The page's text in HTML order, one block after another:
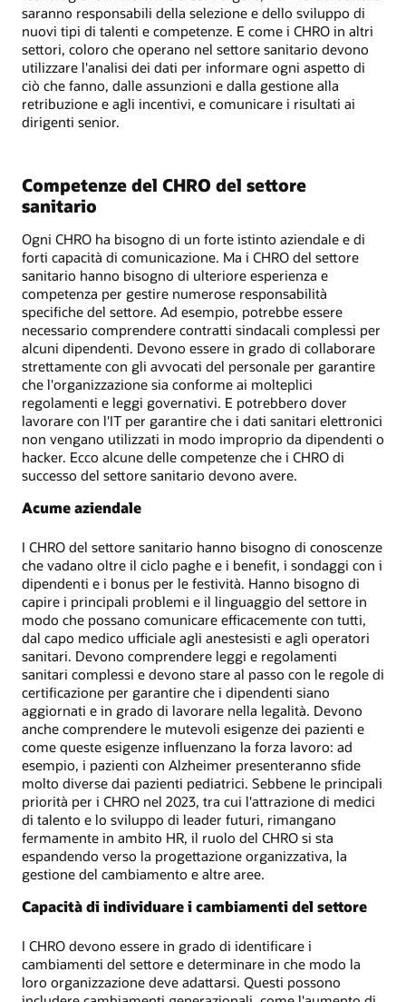
saranno responsabili della selezione e dello sviluppo di
nuovi tipi di talenti e competenze. E come i CHRO in altri
settori, coloro che operano nel settore sanitario devono
utilizzare l'analisi dei dati per informare ogni aspetto di
ciò che fanno, dalle assunzioni e dalla gestione alla
retribuzione e agli incentivi, e comunicare i risultati ai
dirigenti senior.
Competenze del CHRO del settore
sanitario
Ogni CHRO ha bisogno di un forte istinto aziendale e di
forti capacità di comunicazione. Ma i CHRO del settore
sanitario hanno bisogno di ulteriore esperienza e
competenza per gestire numerose responsabilità
specifiche del settore. Ad esempio, potrebbe essere
necessario comprendere contratti sindacali complessi per
alcuni dipendenti. Devono essere in grado di collaborare
strettamente con gli avvocati del personale per garantire
che l'organizzazione sia conforme ai molteplici
regolamenti e leggi governativi. E potrebbero dover
lavorare con l'IT per garantire che i dati sanitari elettronici
non vengano utilizzati in modo improprio da dipendenti o
hacker. Ecco alcune delle competenze che i CHRO di
successo del settore sanitario devono avere.
Acume aziendale
I CHRO del settore sanitario hanno bisogno di conoscenze
che vadano oltre il ciclo paghe e i benefit, i sondaggi con i
dipendenti e i bonus per le festività. Hanno bisogno di
capire i principali problemi e il linguaggio del settore in
modo che possano comunicare efficacemente con tutti,
dal capo medico ufficiale agli anestesisti e agli operatori
sanitari. Devono comprendere leggi e regolamenti
sanitari complessi e devono stare al passo con le regole di
certificazione per garantire che i dipendenti siano
aggiornati e in grado di lavorare nella legalità. Devono
anche comprendere le mutevoli esigenze dei pazienti e
come queste esigenze influenzano la forza lavoro: ad
esempio, i pazienti con Alzheimer presenteranno sfide
molto diverse dai pazienti pediatrici. Sebbene le principali
priorità per i CHRO nel 2023, tra cui l'attrazione di medici
di talento e lo sviluppo di leader futuri, rimangano
fermamente in ambito HR, il ruolo del CHRO si sta
espandendo verso la progettazione organizzativa, la
gestione del cambiamento e altre aree.
Capacità di individuare i cambiamenti del settore
I CHRO devono essere in grado di identificare i
cambiamenti del settore e determinare in che modo la
loro organizzazione deve adattarsi. Questi possono